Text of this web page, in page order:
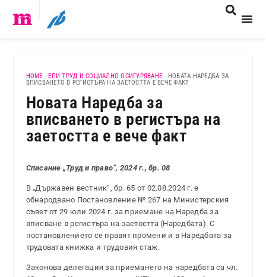
HOME - ЕПИ ТРУД И СОЦИАЛНО ОСИГУРЯВАНЕ - НОВАТА НАРЕДБА ЗА
ВПИСВАНЕТО В РЕГИСТЪРА НА ЗАЕТОСТТА Е ВЕЧЕ ФАКТ
Новата Наредба за
вписването в регистъра на
заетостта е вече факт
Списание „Труд и право“, 2024 г., бр. 08
В „Държавен вестник“, бр. 65 от 02.08.2024 г. е
обнародвано Постановление № 267 на Министерския
съвет от 29 юли 2024 г. за приемане на Наредба за
вписване в регистъра на заетостта (Наредбата). С
постановлението се правят промени и в Наредбата за
трудовата книжка и трудовия стаж.
Законова делегация за приемането на наредбата са чл.